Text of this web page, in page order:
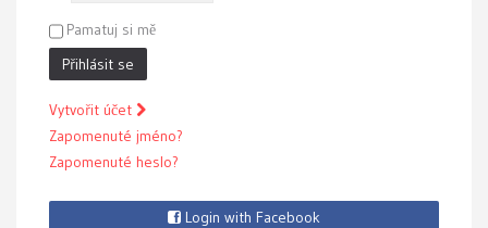
Pamatuj si mě
Přihlásit se
Vytvořit účet
Zapomenuté jméno?
Zapomenuté heslo?
Login with Facebook